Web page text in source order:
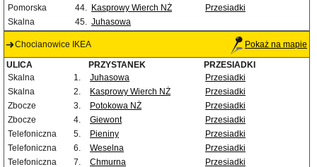
Pomorska
44. Kasprowy Wierch NŻ
Przesiadki
Skalna
45. Juhasowa
Chocianowice IKEA Pokaż na mapie
ULICA PRZYSTANEK
PRZESIADKI
Skalna
1. Juhasowa
Przesiadki
Skalna
2. Kasprowy Wierch NŻ
Przesiadki
Zbocze
3. Potokowa NŻ
Przesiadki
Zbocze
4. Giewont
Przesiadki
Telefoniczna
5. Pieniny
Przesiadki
Telefoniczna
6. Weselna
Przesiadki
Telefoniczna
7. Chmurna
Przesiadki